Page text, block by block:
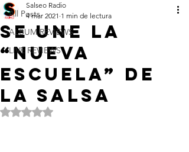
All Posts
ALBUM REVIEWS
LIVE REVIEWS
Se une la
“nueva
escuela” de
la salsa
Salseo Radio
4 mar 2021 1 min de lectura
Obtuvo NaN de 5 estrellas.